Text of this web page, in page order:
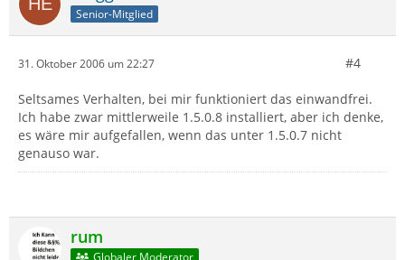
Senior-Mitglied
31. Oktober 2006 um 22:27 #4
Seltsames Verhalten, bei mir funktioniert das einwandfrei.
Ich habe zwar mittlerweile 1.5.0.8 installiert, aber ich denke,
es wäre mir aufgefallen, wenn das unter 1.5.0.7 nicht
genauso war.
rum